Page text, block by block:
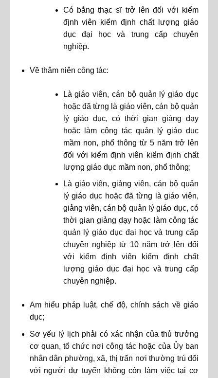
Có bằng thạc sĩ trở lên đối với kiểm
định viên kiểm định chất lượng giáo
dục đại học và trung cấp chuyên
nghiệp.
Về thâm niên công tác:
Là giáo viên, cán bộ quản lý giáo dục
hoặc đã từng là giáo viên, cán bộ quản
lý giáo dục, có thời gian giảng dạy
hoặc làm công tác quản lý giáo dục
mầm non, phổ thông từ 5 năm trở lên
đối với kiểm định viên kiểm định chất
lượng giáo dục mầm non, phổ thông;
Là giáo viên, giảng viên, cán bộ quản
lý giáo dục hoặc đã từng là giáo viên,
giảng viên, cán bộ quản lý giáo dục, có
thời gian giảng dạy hoặc làm công tác
quản lý giáo dục đại học và trung cấp
chuyên nghiệp từ 10 năm trở lên đối
với kiểm định viên kiểm định chất
lượng giáo dục đại học và trung cấp
chuyên nghiệp.
Am hiểu pháp luật, chế độ, chính sách về giáo
dục;
Sơ yếu lý lịch phải có xác nhận của thủ trưởng
cơ quan, tổ chức nơi công tác hoặc của Ủy ban
nhân dân phường, xã, thị trấn nơi thường trú đối
với người dự tuyển không còn làm việc tại cơ